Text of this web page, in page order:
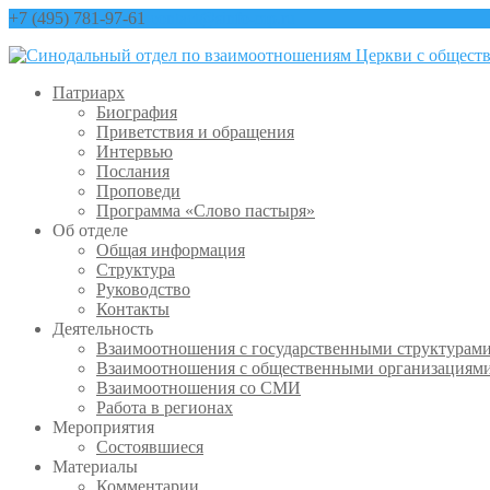
+7 (495) 781-97-61
Патриарх
Биография
Приветствия и обращения
Интервью
Послания
Проповеди
Программа «Слово пастыря»
Об отделе
Общая информация
Структура
Руководство
Контакты
Деятельность
Взаимоотношения с государственными
Взаимоотношения с общественными
Взаимоотношения со СМИ
Работа в регионах
Мероприятия
Состоявшиеся
Материалы
Комментарии